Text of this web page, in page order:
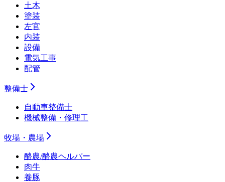
土木
塗装
左官
内装
設備
電気工事
配管
整備士
自動車整備士
機械整備・修理工
牧場・農場
酪農/酪農ヘルパー
肉牛
養豚